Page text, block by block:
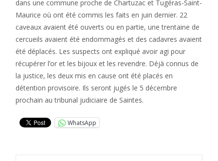
dans une commune proche de Chartuzac et Tugéras-Saint-
Maurice où ont été commis les faits en juin dernier. 22
caveaux avaient été ouverts ou en partie, une trentaine de
cercueils avaient été endommagés et des cadavres avaient
été déplacés. Les suspects ont expliqué avoir agi pour
récupérer l’or et les bijoux et les revendre. Déjà connus de
la justice, les deux mis en cause ont été placés en
détention provisoire. Ils seront jugés le 5 décembre
prochain au tribunal judiciaire de Saintes.
WhatsApp